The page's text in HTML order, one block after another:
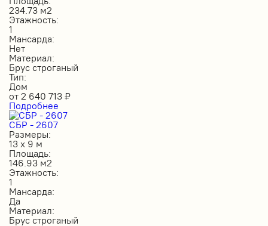
234.73 м2
Этажность:
1
Мансарда:
Нет
Материал:
Брус строганый
Тип:
Дом
от 2 640 713 ₽
Подробнее
СБР - 2607
Размеры:
13 х 9 м
Площадь:
146.93 м2
Этажность:
1
Мансарда:
Да
Материал:
Брус строганый